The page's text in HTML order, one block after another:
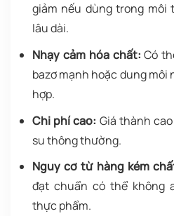
giảm nếu dùng trong môi
lâu dài.
Nhạy cảm hóa chất: Có
bazơ mạnh hoặc dung môi
hợp.
Chi phí cao: Giá thành
su thông thường.
Nguy cơ từ hàng kém
đạt chuẩn có thể không
thực phẩm.